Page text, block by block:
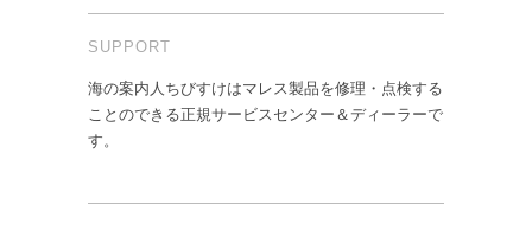
SUPPORT
海の案内人ちびすけはマレス製品を修理・点検する
ことのできる正規サービスセンター＆ディーラーで
す。